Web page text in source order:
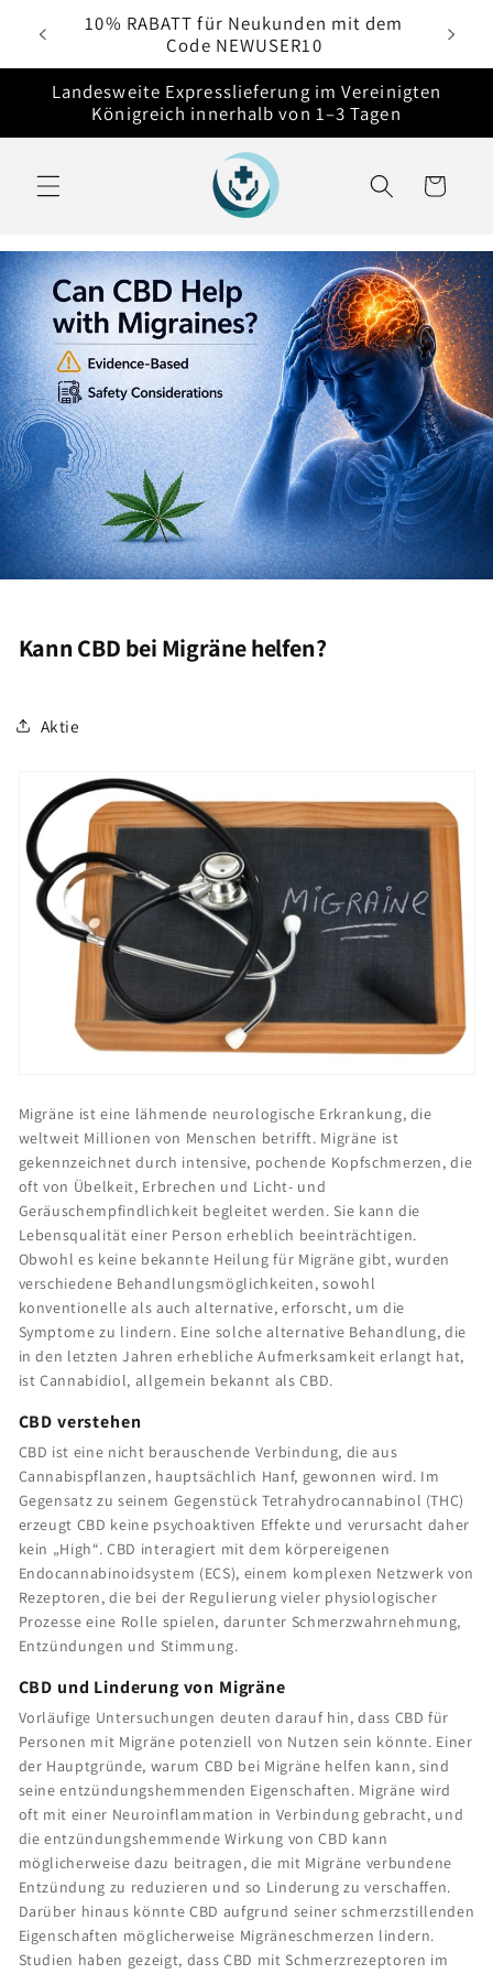
zum
Inhalt
10% RABATT für Neukunden mit dem
Code NEWUSER10
Landesweite Expresslieferung im Vereinigten
Königreich innerhalb von 1–3 Tagen
Warenkorb
Kann CBD bei Migräne helfen?
Aktie
Migräne ist eine lähmende neurologische Erkrankung, die
weltweit Millionen von Menschen betrifft. Migräne ist
gekennzeichnet durch intensive, pochende Kopfschmerzen, die
oft von Übelkeit, Erbrechen und Licht- und
Geräuschempfindlichkeit begleitet werden. Sie kann die
Lebensqualität einer Person erheblich beeinträchtigen.
Obwohl es keine bekannte Heilung für Migräne gibt, wurden
verschiedene Behandlungsmöglichkeiten, sowohl
konventionelle als auch alternative, erforscht, um die
Symptome zu lindern. Eine solche alternative Behandlung, die
in den letzten Jahren erhebliche Aufmerksamkeit erlangt hat,
ist Cannabidiol, allgemein bekannt als CBD.
CBD verstehen
CBD ist eine nicht berauschende Verbindung, die aus
Cannabispflanzen, hauptsächlich Hanf, gewonnen wird. Im
Gegensatz zu seinem Gegenstück Tetrahydrocannabinol (THC)
erzeugt CBD keine psychoaktiven Effekte und verursacht daher
kein „High“. CBD interagiert mit dem körpereigenen
Endocannabinoidsystem (ECS), einem komplexen Netzwerk von
Rezeptoren, die bei der Regulierung vieler physiologischer
Prozesse eine Rolle spielen, darunter Schmerzwahrnehmung,
Entzündungen und Stimmung.
CBD und Linderung von Migräne
Vorläufige Untersuchungen deuten darauf hin, dass CBD für
Personen mit Migräne potenziell von Nutzen sein könnte. Einer
der Hauptgründe, warum CBD bei Migräne helfen kann, sind
seine entzündungshemmenden Eigenschaften. Migräne wird
oft mit einer Neuroinflammation in Verbindung gebracht, und
die entzündungshemmende Wirkung von CBD kann
möglicherweise dazu beitragen, die mit Migräne verbundene
Entzündung zu reduzieren und so Linderung zu verschaffen.
Darüber hinaus könnte CBD aufgrund seiner schmerzstillenden
Eigenschaften möglicherweise Migräneschmerzen lindern.
Studien haben gezeigt, dass CBD mit Schmerzrezeptoren im